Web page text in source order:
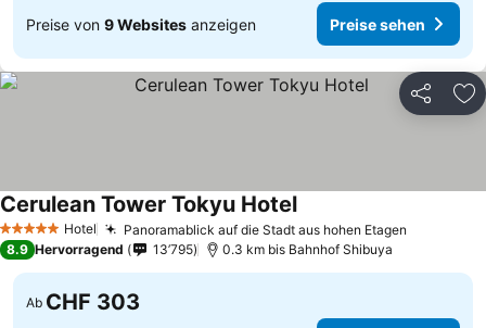
Preise von 9 Websites anzeigen Preise sehen
Teilen
5 Sterne Hotel Panoramablick auf die Stadt aus hohen Etagen
Cerulean Tower Tokyu HotelPreise sehen
8.9 Hervorragend 13’795 0.3 km bis Bahnhof Shibuya
Ab CHF 303